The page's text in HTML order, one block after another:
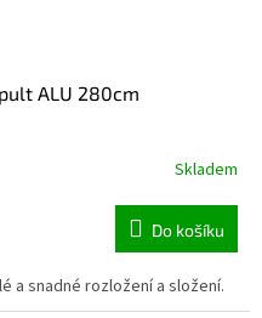
ALU 280cm
Skladem
Do košíku
a snadné rozložení a složení.